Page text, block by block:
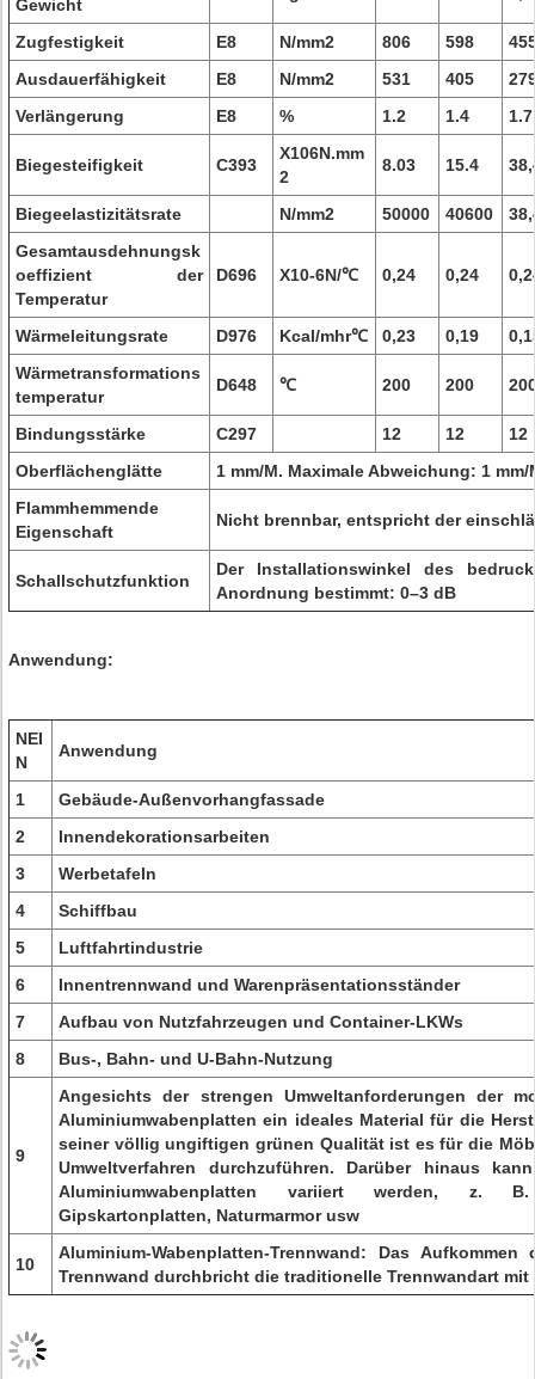
Gewicht
Zugfestigkeit E8 N/mm2 806 598
Ausdauerfähigkeit
E8 N/mm2 531 405
Verlängerung
E8 % 1.2 1.4 1.7
Biegesteifigkeit C393
X106N.mm
2
8.03 15.4
Biegeelastizitätsrate N/mm2 50000 40600
Gesamtausdehnungsk
oeffizient der
Temperatur
D696 X10-6N/℃ 0,24 0,24
Wärmeleitungsrate D976 Kcal/mhr℃ 0,23 0,19
Wärmetransformations
temperatur
D648 ℃ 200 200
Bindungsstärke C297 12 12
12
Oberflächenglätte
1 mm/M. Maximale Abweichung: 1 mm/
Flammhemmende
Eigenschaft
Nicht brennbar, entspricht der
Schallschutzfunktion
Der Installationswinkel des
Anordnung bestimmt: 0–3 dB
Anwendung:
NEI
N
Anwendung
1
Gebäude-Außenvorhangfassade
2
Innendekorationsarbeiten
3
Werbetafeln
4
Schiffbau
5
Luftfahrtindustrie
6
Innentrennwand und Warenpräsentationsständer
7
Aufbau von Nutzfahrzeugen und Container-LKWs
8
Bus-, Bahn- und U-Bahn-Nutzung
9
Angesichts der strengen Umweltanforderungen der
Aluminiumwabenplatten ein ideales Material für die
seiner völlig ungiftigen grünen Qualität ist es für die
Umweltverfahren durchzuführen. Darüber hinaus
Aluminiumwabenplatten variiert werden, z.
Gipskartonplatten, Naturmarmor usw
10
Aluminium-Wabenplatten-Trennwand: Das Aufkommen
Trennwand durchbricht die traditionelle Trennwandart